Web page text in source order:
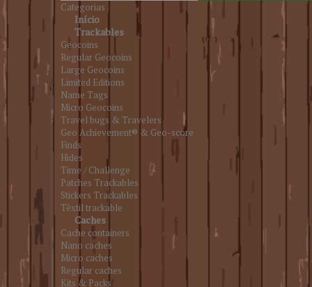
Categorias
Início
Trackables
Geocoins
Regular Geocoins
Large Geocoins
Limited Editions
Name Tags
Micro Geocoins
Travel bugs & Travelers
Geo Achievement® & Geo-score
Finds
Hides
Time / Challenge
Patches Trackables
Stickers Trackables
Têxtil trackable
Caches
Cache containers
Nano caches
Micro caches
Regular caches
Kits & Packs